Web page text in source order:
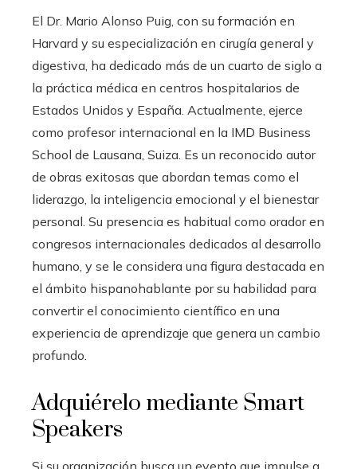
El Dr. Mario Alonso Puig, con su formación en
Harvard y su especialización en cirugía general y
digestiva, ha dedicado más de un cuarto de siglo a
la práctica médica en centros hospitalarios de
Estados Unidos y España. Actualmente, ejerce
como profesor internacional en la IMD Business
School de Lausana, Suiza. Es un reconocido autor
de obras exitosas que abordan temas como el
liderazgo, la inteligencia emocional y el bienestar
personal. Su presencia es habitual como orador en
congresos internacionales dedicados al desarrollo
humano, y se le considera una figura destacada en
el ámbito hispanohablante por su habilidad para
convertir el conocimiento científico en una
experiencia de aprendizaje que genera un cambio
profundo.
Adquiérelo mediante Smart
Speakers